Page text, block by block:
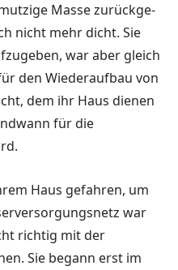
Masse zurückge­
nicht mehr dicht. Sie
war aber gleich
den Wiederaufbau von
dem ihr Haus dienen
für die
Haus gefahren, um
war
richtig mit der
Sie begann erst im